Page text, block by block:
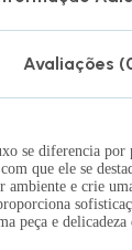
Avaliações
se diferencia por
que ele se
ambiente e crie
peça e delicadeza